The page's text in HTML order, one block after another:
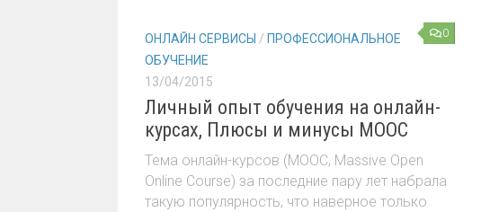
0
ОНЛАЙН СЕРВИСЫ / ПРОФЕССИОНАЛЬНОЕ
ОБУЧЕНИЕ
13/04/2015
Личный опыт обучения на онлайн-
курсах, Плюсы и минусы MOOC
Тема онлайн-курсов (MOOC, Massive Open
Online Course) за последние пару лет набрала
такую популярность, что наверное только